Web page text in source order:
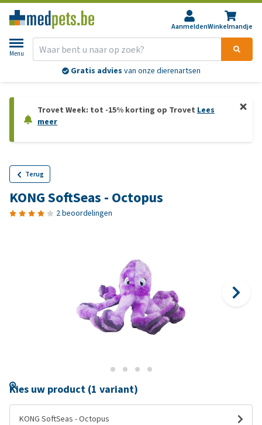
AanmeldenWinkelmandje
Menu
Gratis advies van onze dierenartsen
Trovet Week: tot -15% korting op Trovet Lees
meer
Terug
KONG SoftSeas - Octopus
2 beoordelingen
Kies uw product (1 variant)
KONG SoftSeas - Octopus